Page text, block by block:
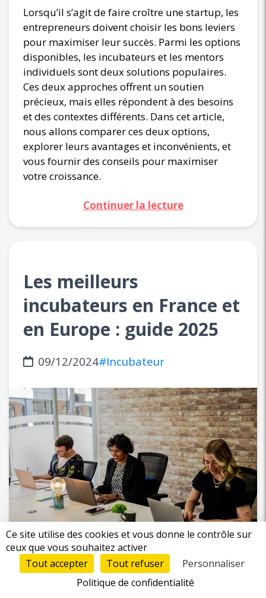
Lorsqu’il s’agit de faire croître une startup, les
entrepreneurs doivent choisir les bons leviers
pour maximiser leur succès. Parmi les options
disponibles, les incubateurs et les mentors
individuels sont deux solutions populaires.
Ces deux approches offrent un soutien
précieux, mais elles répondent à des besoins
et des contextes différents. Dans cet article,
nous allons comparer ces deux options,
explorer leurs avantages et inconvénients, et
vous fournir des conseils pour maximiser
votre croissance.
Continuer la lecture
Les meilleurs
incubateurs en France et
en Europe : guide 2025
09/12/2024#Incubateur
En 2025, les incubateurs jouent un rôle clé
Ce site utilise des cookies et vous donne le contrôle sur
ceux que vous souhaitez activer
Tout accepter
Tout refuser
Personnaliser
Politique de confidentialité